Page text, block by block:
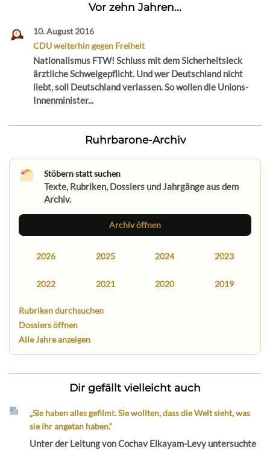
Vor zehn Jahren...
10. August 2016
CDU weiterhin gegen Freiheit
Nationalismus FTW! Schluss mit dem Sicherheitsleck
ärztliche Schweigepflicht. Und wer Deutschland nicht
liebt, soll Deutschland verlassen. So wollen die Unions-
Innenminister...
Ruhrbarone-Archiv
Stöbern statt suchen
Texte, Rubriken, Dossiers und Jahrgänge aus dem
Archiv.
Archiv öffnen
2026 2025 2024 2023
2022 2021 2020 2019
Rubriken durchsuchen
Dossiers öffnen
Alle Jahre anzeigen
Dir gefällt vielleicht auch
„Sie haben alles gefilmt. Sie wollten, dass die Welt sieht, was
sie ihr angetan haben.“
Unter der Leitung von Cochav Elkayam-Levy untersuchte